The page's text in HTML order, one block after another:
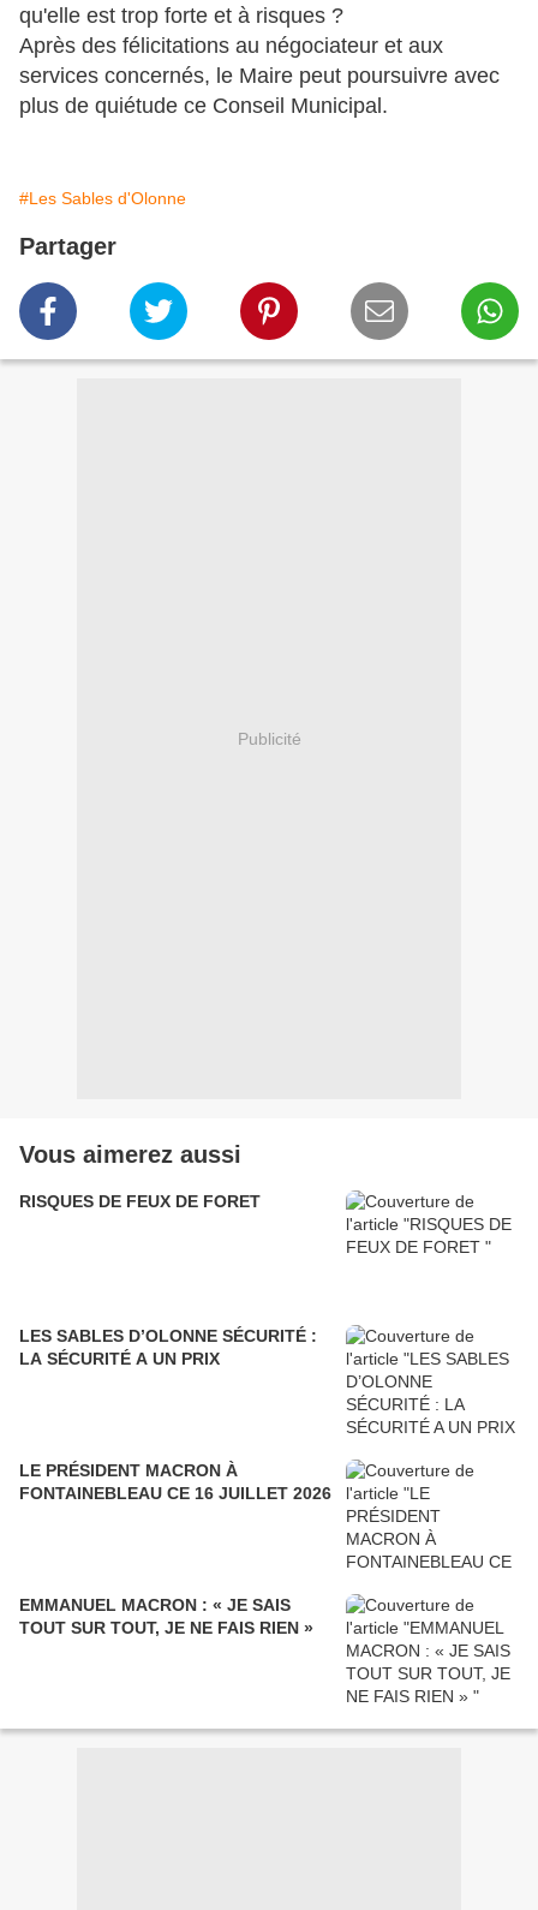
qu'elle est trop forte et à risques ?
Après des félicitations au négociateur et aux
services concernés, le Maire peut poursuivre avec
plus de quiétude ce Conseil Municipal.
#Les Sables d'Olonne
Partager
Publicité
Vous aimerez aussi
RISQUES DE FEUX DE FORET
LES SABLES D’OLONNE SÉCURITÉ :
LA SÉCURITÉ A UN PRIX
LE PRÉSIDENT MACRON À
FONTAINEBLEAU CE 16 JUILLET 2026
EMMANUEL MACRON : « JE SAIS
TOUT SUR TOUT, JE NE FAIS RIEN »